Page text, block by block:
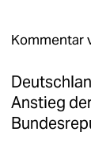
Kommentar
Anstieg